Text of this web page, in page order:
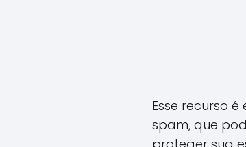
Esse recurso
spam, que